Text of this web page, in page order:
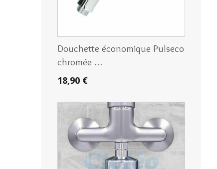
Douchette économique Pulseco
chromée …
18,90 €